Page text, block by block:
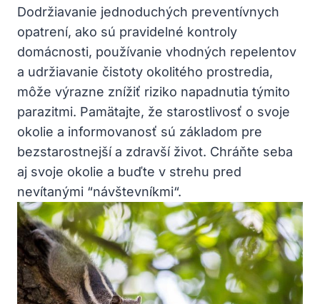
Dodržiavanie ⁣jednoduchých preventívnych
opatrení, ako‍ sú pravidelné‍ kontroly
domácnosti, používanie vhodných repelentov
a udržiavanie čistoty⁢ okolitého prostredia,
môže výrazne ‍znížiť ⁣riziko napadnutia⁣ týmito
parazitmi. Pamätajte, že starostlivosť o⁣ svoje
⁣okolie a informovanosť sú základom pre ​
bezstarostnejší a ‍zdravší život. Chráňte seba
aj svoje ​okolie a buďte v ⁢strehu pred
nevítanými ⁣“návštevníkmi“.